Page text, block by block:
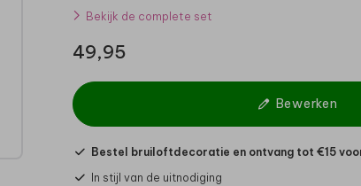
Bekijk de complete set
49,95
Bewerken
Bestel bruiloftdecoratie en ontvang tot €15
In stijl van de uitnodiging